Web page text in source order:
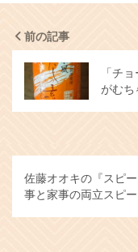
前の記事
「チ
がむち
佐藤オオキの『スピ
事と家事の両立スピ